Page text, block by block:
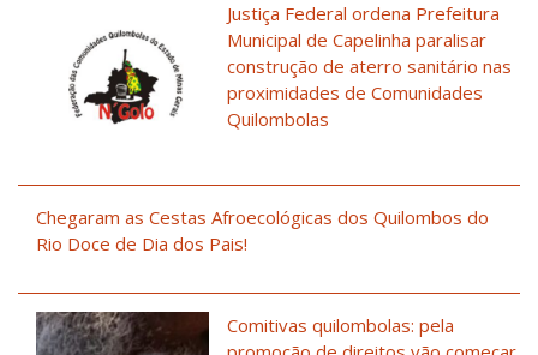
Justiça Federal ordena Prefeitura
Municipal de Capelinha paralisar
construção de aterro sanitário nas
proximidades de Comunidades
Quilombolas
Chegaram as Cestas Afroecológicas dos Quilombos do
Rio Doce de Dia dos Pais!
Comitivas quilombolas: pela